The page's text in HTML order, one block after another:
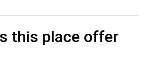
this place offer